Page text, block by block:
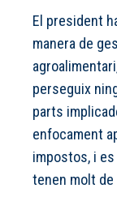
El president
manera de
perseguix
parts
enfocament
impostos, i es
tenen molt de